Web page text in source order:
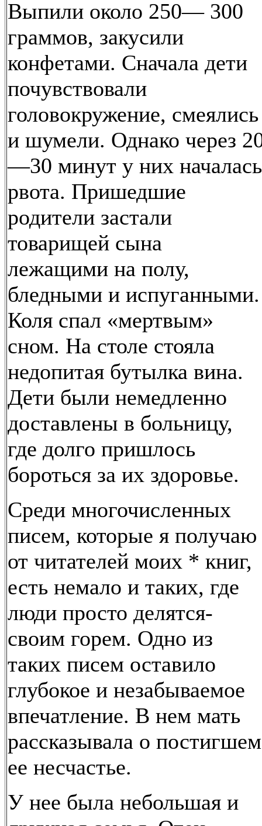
Выпили около 250— 300
граммов, закусили
конфетами. Сначала дети
почувствовали
головокружение, смеялись
и шумели. Однако через
—30 минут у них началась
рвота. Пришедшие
родители застали
товарищей сына
лежащими на полу,
бледными и испуганными.
Коля спал «мертвым»
сном. На столе стояла
недопитая бутылка вина.
Дети были немедленно
доставлены в больницу,
где долго пришлось
бороться за их здоровье.
Среди многочисленных
писем, которые я получаю
от читателей моих * книг,
есть немало и таких, где
люди просто делятся-
своим горем. Одно из
таких писем оставило
глубокое и незабываемое
впечатление. В нем мать
рассказывала о постигшем
ее несчастье.
У нее была небольшая и